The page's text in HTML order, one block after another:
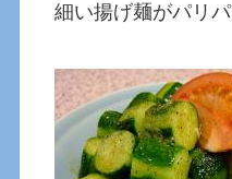
細い揚げ麺がパリ